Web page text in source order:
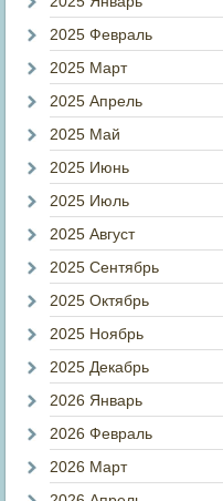
2025 Февраль
2025 Март
2025 Апрель
2025 Май
2025 Июнь
2025 Июль
2025 Август
2025 Сентябрь
2025 Октябрь
2025 Ноябрь
2025 Декабрь
2026 Январь
2026 Февраль
2026 Март